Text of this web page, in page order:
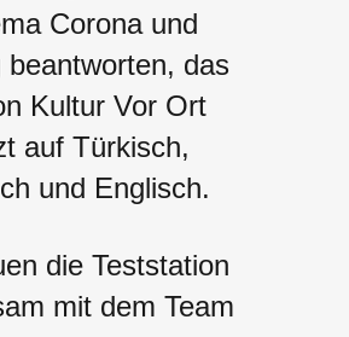
Corona und
beantworten, das
Kultur Vor Ort
auf Türkisch,
und Englisch.
die Teststation
mit dem Team